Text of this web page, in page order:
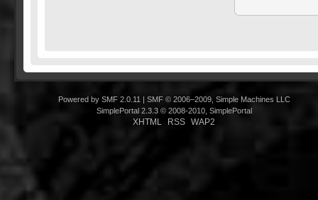
Powered by SMF 2.0.11
SMF © 2006–2009, Simple Machines LLC
SimplePortal 2.3.3 © 2008-2010, SimplePortal
XHTML RSS WAP2